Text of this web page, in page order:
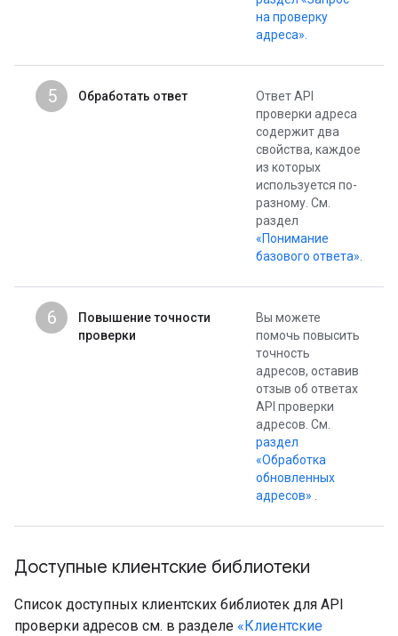
на проверку
адреса».
5 Обработать ответ
Ответ API
проверки адреса
содержит два
свойства, каждое
из которых
используется по-
разному. См.
раздел
«Понимание
базового ответа».
6
Повышение точности
проверки
Вы можете
помочь повысить
точность
адресов, оставив
отзыв об ответах
API проверки
адресов. См.
раздел
«Обработка
обновленных
адресов» .
Доступные клиентские библиотеки
Список доступных клиентских библиотек для API
проверки адресов см. в разделе «Клиентские